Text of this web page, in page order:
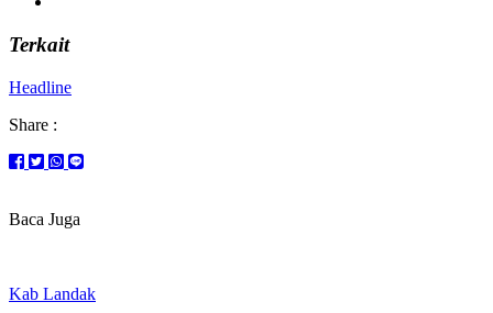
Terkait
Headline
Share :
Baca Juga
Kab Landak